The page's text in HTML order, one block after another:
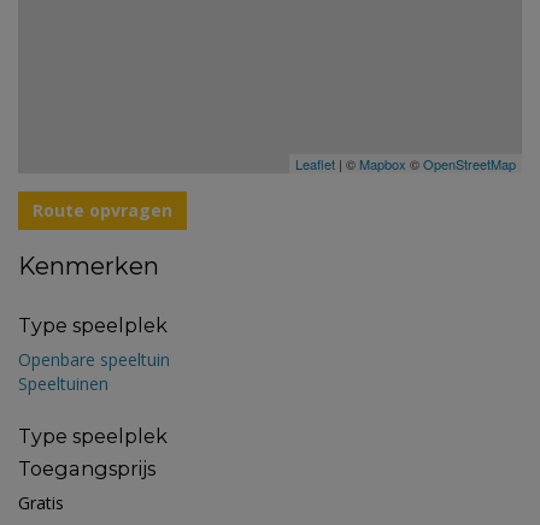
Leaflet | © Mapbox ©OpenStreetMap
Route opvragen
Kenmerken
Type speelplek
Openbare speeltuin
Speeltuinen
Type speelplek
Toegangsprijs
Gratis